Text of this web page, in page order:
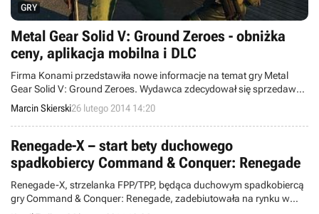
GRY
Metal Gear Solid V: Ground Zeroes - obniżka
ceny, aplikacja mobilna i DLC
Firma Konami przedstawiła nowe informacje na temat gry Metal
Gear Solid V: Ground Zeroes. Wydawca zdecydował się sprzedawać
wersje na PlayStation 4 oraz Xboksa One nieco taniej niż dotychczas
planowano. Oprócz tego sprecyzowano kwestię dodatku DLC z
zawartością do wykorzystania w Metal Gear Solid V: The Phantom
Pain i temat przenoszenia postępów pomiędzy obiema produkcjami.
Zapowiedziano też aplikację mobilną iDROID.
Marcin Skierski26 lutego 2014 14:20
Renegade-X – start bety duchowego
spadkobiercy Command & Conquer: Renegade
Renegade-X, strzelanka FPP/TPP, będąca duchowym spadkobiercą
gry Command & Conquer: Renegade, zadebiutowała na rynku w